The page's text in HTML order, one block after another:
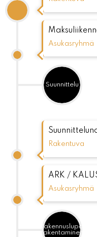
Asukasryhmä
Suunnittelu
Rakentuva
ARK /
Asukasryhmä
Rakennuslupa,
rakentaminen